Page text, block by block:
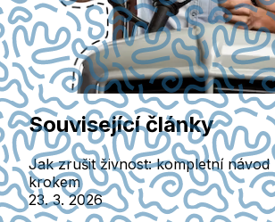
Související články
Jak zrušit živnost: kompletní
krokem
23. 3. 2026